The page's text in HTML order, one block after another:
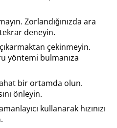
Zorlandığınızda ara
deneyin.
çekinmeyin.
yöntemi bulmanıza
bir ortamda olun.
önleyin.
kullanarak hızınızı